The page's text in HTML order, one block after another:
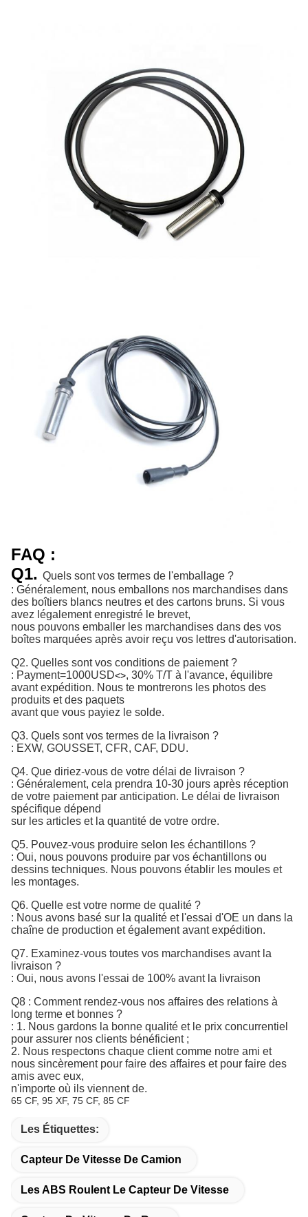
FAQ :
Q1. Quels sont vos termes de l'emballage ?
: Généralement, nous emballons nos marchandises dans
des boîtiers blancs neutres et des cartons bruns. Si vous
avez légalement enregistré le brevet,
nous pouvons emballer les marchandises dans des vos
boîtes marquées après avoir reçu vos lettres d'autorisation.
Q2. Quelles sont vos conditions de paiement ?
: Payment=1000USD<>, 30% T/T à l'avance, équilibre
avant expédition. Nous te montrerons les photos des
produits et des paquets
avant que vous payiez le solde.
Q3. Quels sont vos termes de la livraison ?
: EXW, GOUSSET, CFR, CAF, DDU.
Q4. Que diriez-vous de votre délai de livraison ?
: Généralement, cela prendra 10-30 jours après réception
de votre paiement par anticipation. Le délai de livraison
spécifique dépend
sur les articles et la quantité de votre ordre.
Q5. Pouvez-vous produire selon les échantillons ?
: Oui, nous pouvons produire par vos échantillons ou
dessins techniques. Nous pouvons établir les moules et
les montages.
Q6. Quelle est votre norme de qualité ?
: Nous avons basé sur la qualité et l'essai d'OE un dans la
chaîne de production et également avant expédition.
Q7. Examinez-vous toutes vos marchandises avant la
livraison ?
: Oui, nous avons l'essai de 100% avant la livraison
Q8 : Comment rendez-vous nos affaires des relations à
long terme et bonnes ?
: 1. Nous gardons la bonne qualité et le prix concurrentiel
pour assurer nos clients bénéficient ;
2. Nous respectons chaque client comme notre ami et
nous sincèrement pour faire des affaires et pour faire des
amis avec eux,
n'importe où ils viennent de.
65 CF, 95 XF, 75 CF, 85 CF
Les Étiquettes:
Capteur De Vitesse De Camion
Les ABS Roulent Le Capteur De Vitesse